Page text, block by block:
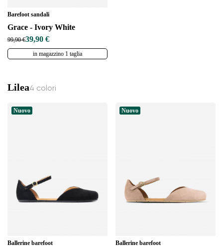
Barefoot sandali
Grace - Ivory White
99,90 €39,90 €
in magazzino 1 taglia
Lilea4 colori
Nuovo
Ballerine barefoot
Nuovo
Ballerine barefoot